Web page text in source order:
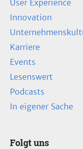
User Experience
Innovation
Karriere
Events
Lesenswert
Podcasts
In eigener Sache
Folgt uns